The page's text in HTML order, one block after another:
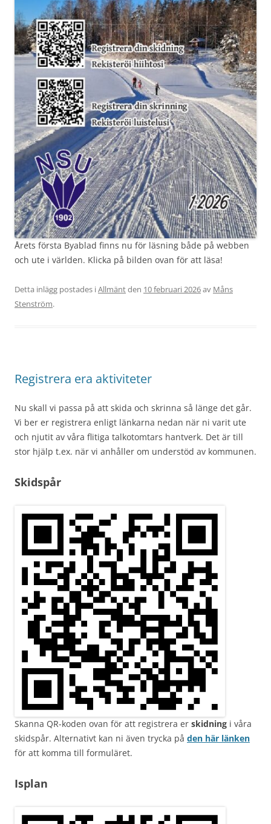
Årets första Byablad finns nu för läsning både på webben
och ute i världen. Klicka på bilden ovan för att läsa!
Detta inlägg postades iAllmäntden 10 februari 2026av Måns
Stenström.
Registrera era aktiviteter
Nu skall vi passa på att skida och skrinna så länge det går.
Vi ber er registrera enligt länkarna nedan när ni varit ute
och njutit av våra flitiga talkotomtars hantverk. Det är till
stor hjälp t.ex. när vi anhåller om understöd av kommunen.
Skidspår
Skanna QR-koden ovan för att registrera er skidning i våra
skidspår. Alternativt kan ni även trycka på den här länken
för att komma till formuläret.
Isplan